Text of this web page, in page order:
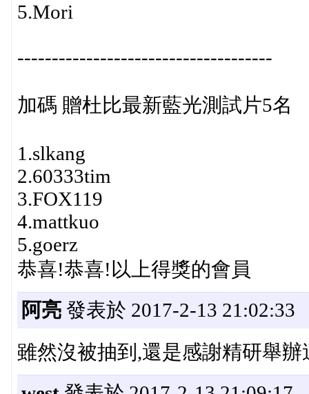
5.Mori
-------------------------------------
加碼 贈杜比最新藍光測試片5名
1.slkang
2.60333tim
3.FOX119
4.mattkuo
5.goerz
恭喜!恭喜!以上得獎的會員
阿亮發表於 2017-2-13 21:02:33
雖然沒被抽到,還是感謝精研舉